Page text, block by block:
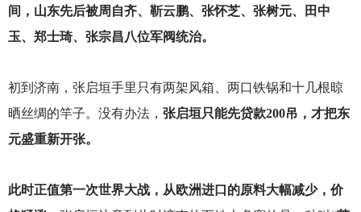
间，山东先后被周自齐、靳云鹏、张怀芝、张树元、田中
玉、郑士琦、张宗昌八位军阀统治。
初到济南，张启垣手里只有两架风箱、两口铁锅和十几根晾
晒丝绸的竿子。没有办法， 张启垣只能先贷款200吊，才把东
元盛重新开张。
此时正值第一次世界大战，从欧洲进口的原料大幅减少，价